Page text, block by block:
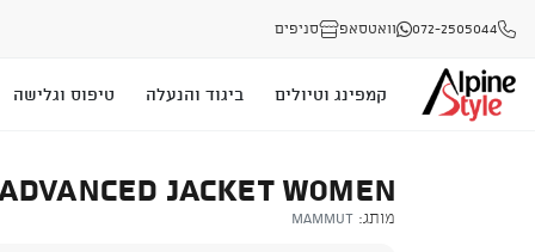
072-2505044 וואטסאפ סניפים
קמפינג וטיולים ביגוד והנעלה טיפוס וגלישה
JACKET WOMEN
מותג: Mammut